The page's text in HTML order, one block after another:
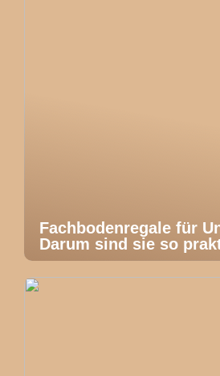
Fachbodenregale für
Darum sind sie so